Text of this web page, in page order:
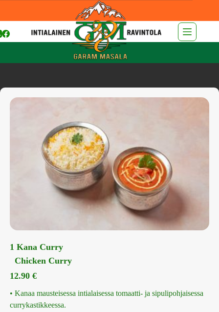
1 Kana Curry
Chicken Curry
12.90 €
• Kanaa mausteisessa intialaisessa tomaatti- ja sipulipohjaisessa
currykastikkeessa.